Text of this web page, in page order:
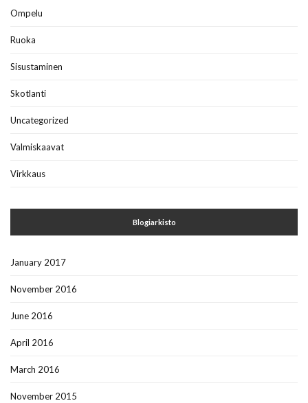
Ompelu
Ruoka
Sisustaminen
Skotlanti
Uncategorized
Valmiskaavat
Virkkaus
Blogiarkisto
January 2017
November 2016
June 2016
April 2016
March 2016
November 2015